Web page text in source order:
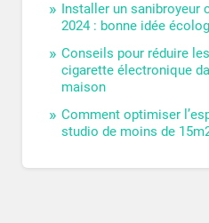
Installer un sanibroyeur
2024 : bonne idée
Conseils pour réduire
cigarette électronique
maison
Comment optimiser
studio de moins de